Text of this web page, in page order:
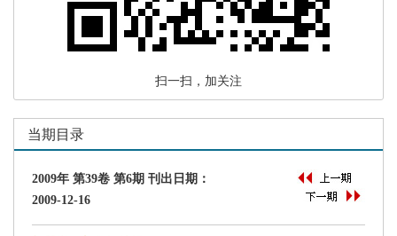
扫一扫，加关注